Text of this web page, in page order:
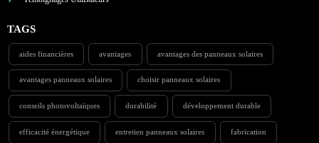
TAGS
aides financières avantages avantages des panneaux solaires
avantages panneaux solaires choisir panneaux solaires
conseils photovoltaïques durabilité développement durable
efficacité énergétique entretien panneaux solaires fabrication